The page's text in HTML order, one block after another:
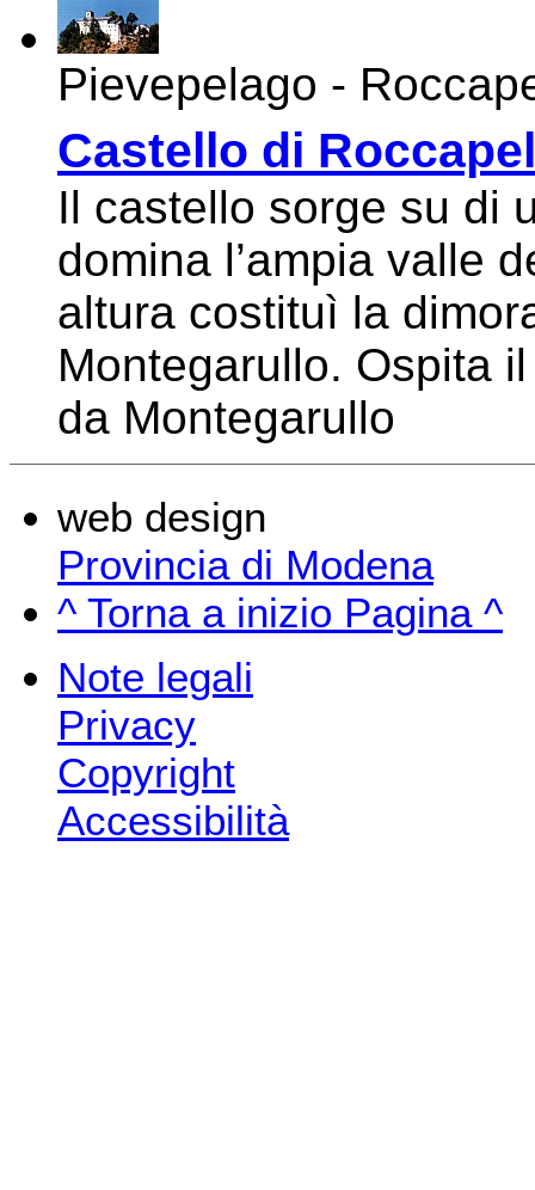
Pievepelago -
Castello di
Il castello sorge su di
domina l’ampia valle
altura costituì la
Montegarullo. Ospita
da Montegarullo
web design
Provincia di Modena
^ Torna a inizio Pagina ^
Note legali
Privacy
Copyright
Accessibilità